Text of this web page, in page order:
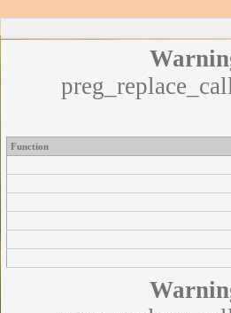
Function